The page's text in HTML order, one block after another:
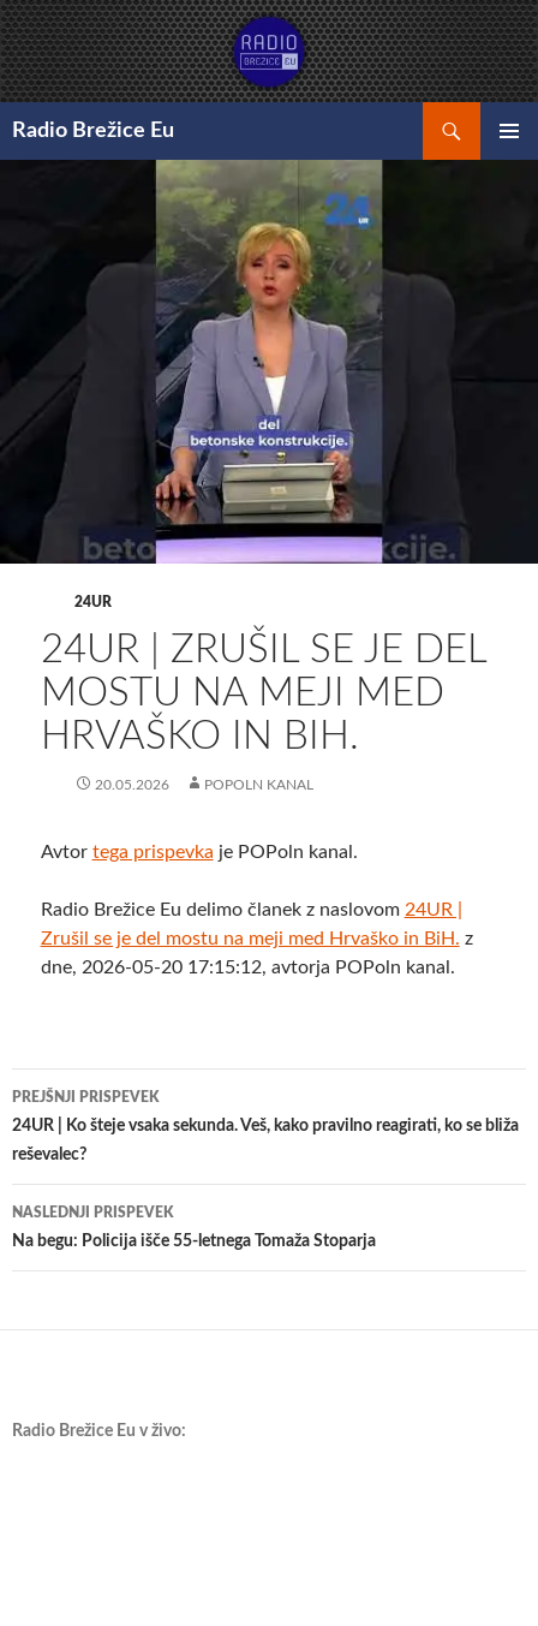
Preskoči
na
vsebino
Radio Brežice Eu
24UR
24UR | ZRUŠIL SE JE DEL
MOSTU NA MEJI MED
HRVAŠKO IN BIH.
20.05.2026 POPOLN KANAL
Avtor tega prispevka je POPoln kanal.
Radio Brežice Eu delimo članek z naslovom 24UR |
Zrušil se je del mostu na meji med Hrvaško in BiH. z
dne, 2026-05-20 17:15:12, avtorja POPoln kanal.
Krmarjenje
po
PREJŠNJI PRISPEVEK
24UR | Ko šteje vsaka sekunda. Veš, kako pravilno reagirati, ko se bliža
reševalec?
NASLEDNJI PRISPEVEK
Na begu: Policija išče 55-letnega Tomaža Stoparja
Radio Brežice Eu v živo: